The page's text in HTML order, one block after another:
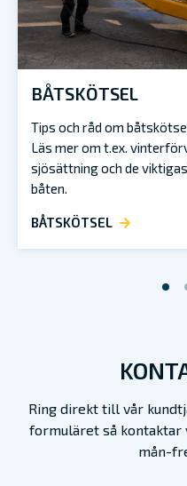
BÅTSKÖTSEL
Tips och råd om
Läs mer om t.ex.
sjösättning och de
båten.
BÅTSKÖTSEL
Ring direkt till vår
formuläret så kontaktar
mån-